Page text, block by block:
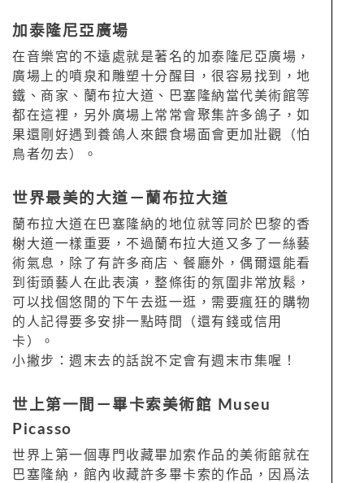
加泰隆尼亞廣場
在音樂宮的不遠處就是著名的加泰隆尼亞廣場，
廣場上的噴泉和雕塑十分醒目，很容易找到，地
鐵、商家、蘭布拉大道、巴塞隆納當代美術館等
都在這裡，另外廣場上常常會聚集許多鴿子，如
果還剛好遇到養鴿人來餵食場面會更加壯觀（怕
鳥者勿去）。
世界最美的大道－ 蘭布拉大道
蘭布拉大道在巴塞隆納的地位就等同於巴黎的香
榭大道一樣重要，不過蘭布拉大道又多了一絲藝
術氣息，除了有許多商店、餐廳外，偶爾還能看
到街頭藝人在此表演，整條街的氛圍非常放鬆，
可以找個悠閒的下午去逛一逛，需要瘋狂的購物
的人記得要多安排一點時間（還有錢或信用
卡）。
小撇步：週末去的話說不定會有週末市集喔！
世上第一間－ 畢卡索美術館 Museu
Picasso
世界上第一個專門收藏畢加索作品的美術館就在
巴塞隆納，館內收藏許多畢卡索的作品，因爲法